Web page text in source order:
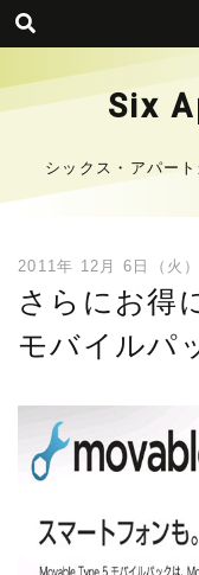
Six
シックス・アパー
2011年 12月 6日（火）
さらにお得
モバイルパ